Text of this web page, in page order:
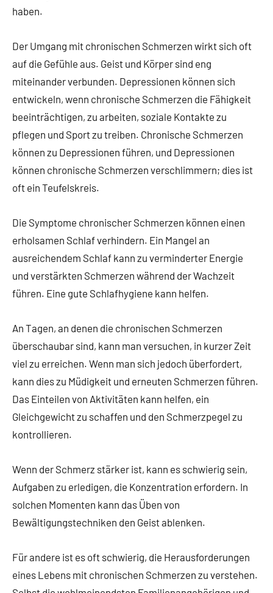
haben.
Der Umgang mit chronischen Schmerzen wirkt sich oft
auf die Gefühle aus. Geist und Körper sind eng
miteinander verbunden. Depressionen können sich
entwickeln, wenn chronische Schmerzen die Fähigkeit
beeinträchtigen, zu arbeiten, soziale Kontakte zu
pflegen und Sport zu treiben. Chronische Schmerzen
können zu Depressionen führen, und Depressionen
können chronische Schmerzen verschlimmern; dies ist
oft ein Teufelskreis.
Die Symptome chronischer Schmerzen können einen
erholsamen Schlaf verhindern. Ein Mangel an
ausreichendem Schlaf kann zu verminderter Energie
und verstärkten Schmerzen während der Wachzeit
führen. Eine gute Schlafhygiene kann helfen.
An Tagen, an denen die chronischen Schmerzen
überschaubar sind, kann man versuchen, in kurzer Zeit
viel zu erreichen. Wenn man sich jedoch überfordert,
kann dies zu Müdigkeit und erneuten Schmerzen führen.
Das Einteilen von Aktivitäten kann helfen, ein
Gleichgewicht zu schaffen und den Schmerzpegel zu
kontrollieren.
Wenn der Schmerz stärker ist, kann es schwierig sein,
Aufgaben zu erledigen, die Konzentration erfordern. In
solchen Momenten kann das Üben von
Bewältigungstechniken den Geist ablenken.
Für andere ist es oft schwierig, die Herausforderungen
eines Lebens mit chronischen Schmerzen zu verstehen.